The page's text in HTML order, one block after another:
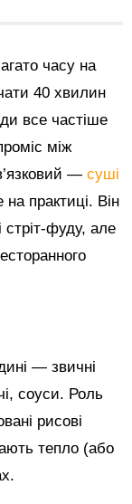
часу на
40 хвилин
все частіше
між
— суші
практиці. Він
стріт-фуду, але
— звичні
соуси. Роль
рисові
тепло (або